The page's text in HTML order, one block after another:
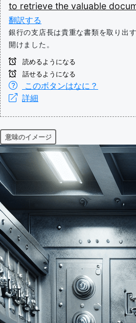
to retrieve the valuable
翻訳する
銀行の支店長は貴重な書類を取り出
開けました。
読めるようになる
話せるようになる
このボタンはなに？
詳細
意味のイメージ